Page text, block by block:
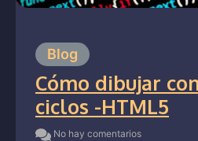
Blog
Cómo dibujar
ciclos -HTML5
No hay comentarios